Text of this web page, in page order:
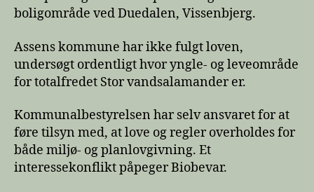
boligområde ved Duedalen, Vissenbjerg.
Assens kommune har ikke fulgt loven,
undersøgt ordentligt hvor yngle- og leveområde
for totalfredet Stor vandsalamander er.
Kommunalbestyrelsen har selv ansvaret for at
føre tilsyn med, at love og regler overholdes for
både miljø- og planlovgivning. Et
interessekonflikt påpeger Biobevar.